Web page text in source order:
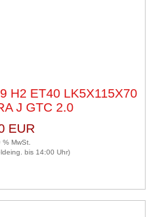
H2 ET40 LK5X115X70
J GTC 2.0
EUR
MwSt.
bis 14:00 Uhr)